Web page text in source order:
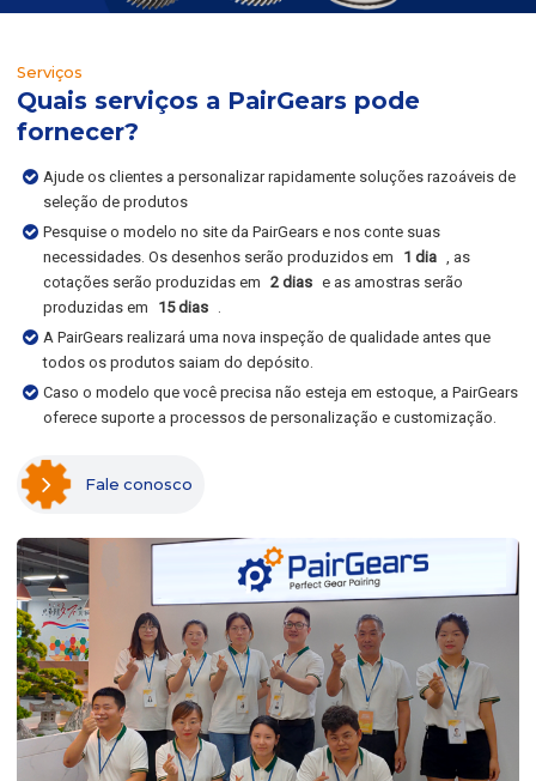
Serviços
Quais serviços a PairGears pode
fornecer?
Ajude os clientes a personalizar rapidamente soluções razoáveis de
seleção de produtos
Pesquise o modelo no site da PairGears e nos conte suas
necessidades. Os desenhos serão produzidos em
1 dia
, as
cotações serão produzidas em 2 dias e as amostras serão
produzidas em
15 dias
A PairGears realizará uma nova inspeção de qualidade antes que
todos os produtos saiam do depósito.
Caso o modelo que você precisa não esteja em estoque, a PairGears
oferece suporte a processos de personalização e customização.
Fale conosco